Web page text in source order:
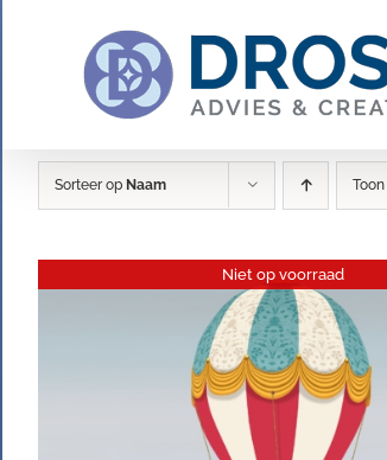
Sorteer op Naam Toon
Niet op voorraad